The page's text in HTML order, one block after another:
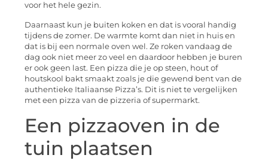
voor het hele gezin.
Daarnaast kun je buiten koken en dat is vooral handig
tijdens de zomer. De warmte komt dan niet in huis en
dat is bij een normale oven wel. Ze roken vandaag de
dag ook niet meer zo veel en daardoor hebben je buren
er ook geen last. Een pizza die je op steen, hout of
houtskool bakt smaakt zoals je die gewend bent van de
authentieke Italiaanse Pizza’s. Dit is niet te vergelijken
met een pizza van de pizzeria of supermarkt.
Een pizzaoven in de
tuin plaatsen